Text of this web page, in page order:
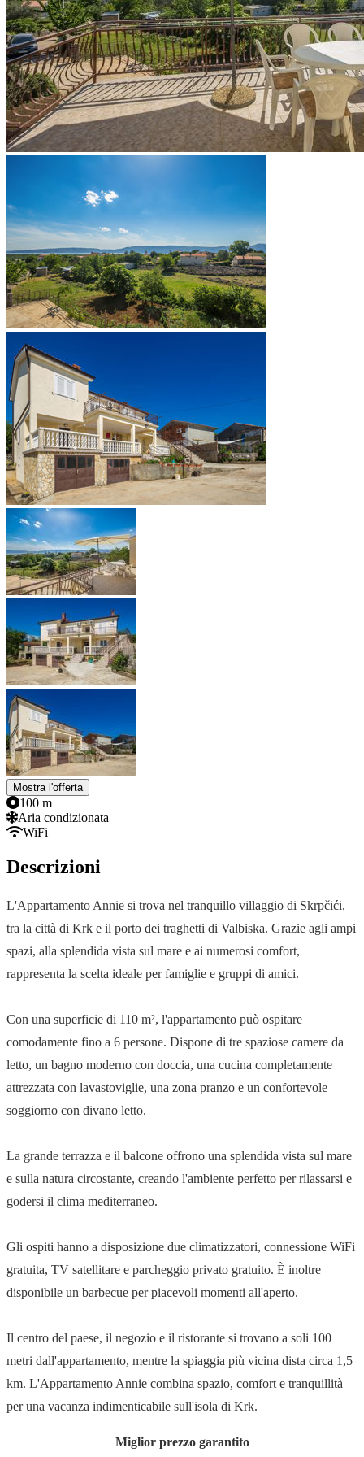
Mostra l'offerta
100 m
Aria condizionata
WiFi
Descrizioni
L'Appartamento Annie si trova nel tranquillo villaggio di Skrpčići,
tra la città di Krk e il porto dei traghetti di Valbiska. Grazie agli ampi
spazi, alla splendida vista sul mare e ai numerosi comfort,
rappresenta la scelta ideale per famiglie e gruppi di amici.
Con una superficie di 110 m², l'appartamento può ospitare
comodamente fino a 6 persone. Dispone di tre spaziose camere da
letto, un bagno moderno con doccia, una cucina completamente
attrezzata con lavastoviglie, una zona pranzo e un confortevole
soggiorno con divano letto.
La grande terrazza e il balcone offrono una splendida vista sul mare
e sulla natura circostante, creando l'ambiente perfetto per rilassarsi e
godersi il clima mediterraneo.
Gli ospiti hanno a disposizione due climatizzatori, connessione WiFi
gratuita, TV satellitare e parcheggio privato gratuito. È inoltre
disponibile un barbecue per piacevoli momenti all'aperto.
Il centro del paese, il negozio e il ristorante si trovano a soli 100
metri dall'appartamento, mentre la spiaggia più vicina dista circa 1,5
km. L'Appartamento Annie combina spazio, comfort e tranquillità
per una vacanza indimenticabile sull'isola di Krk.
Miglior prezzo garantito